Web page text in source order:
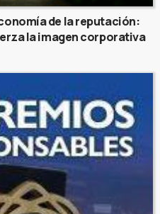
de la reputación:
la imagen corporativa